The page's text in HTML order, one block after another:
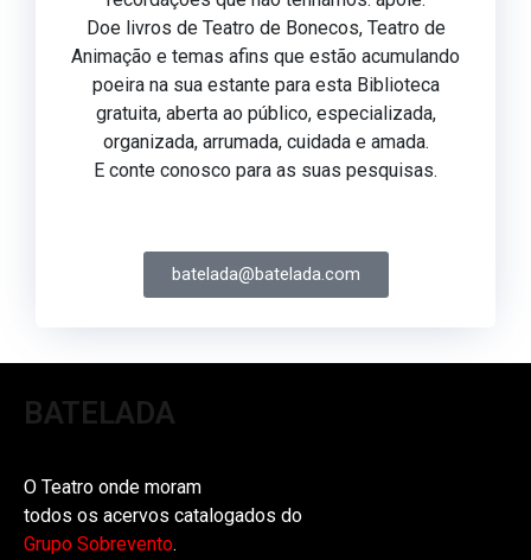
Doe livros de Teatro de Bonecos, Teatro de
Animação e temas afins que estão acumulando
poeira na sua estante para esta Biblioteca
gratuita, aberta ao público, especializada,
organizada, arrumada, cuidada e amada.
E conte conosco para as suas pesquisas.
batelada@batelada.com
BATELADA
O Teatro onde moram
todos os acervos catalogados do
Grupo Sobrevento.